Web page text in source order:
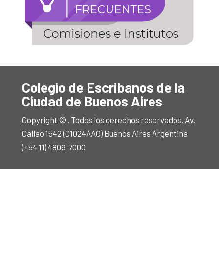
Colegio de Escribanos de la
Ciudad de Buenos Aires
Copyright © . Todos los derechos reservados. Av.
Callao 1542 (C1024AAO) Buenos Aires Argentina
(+54 11) 4809-7000